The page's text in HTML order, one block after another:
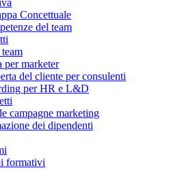
Concettuale
del team
per marketer
del cliente per consulenti
per HR e L&D
campagne marketing
dei dipendenti
formativi